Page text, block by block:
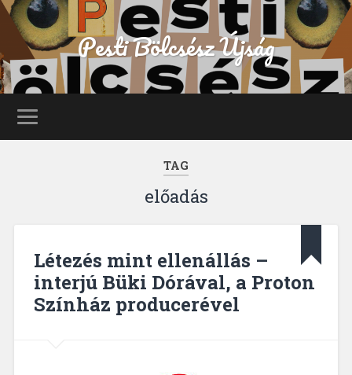
Pesti Bölcsész Újság
TAG
előadás
Létezés mint ellenállás –
interjú Büki Dórával, a Proton
Színház producerével